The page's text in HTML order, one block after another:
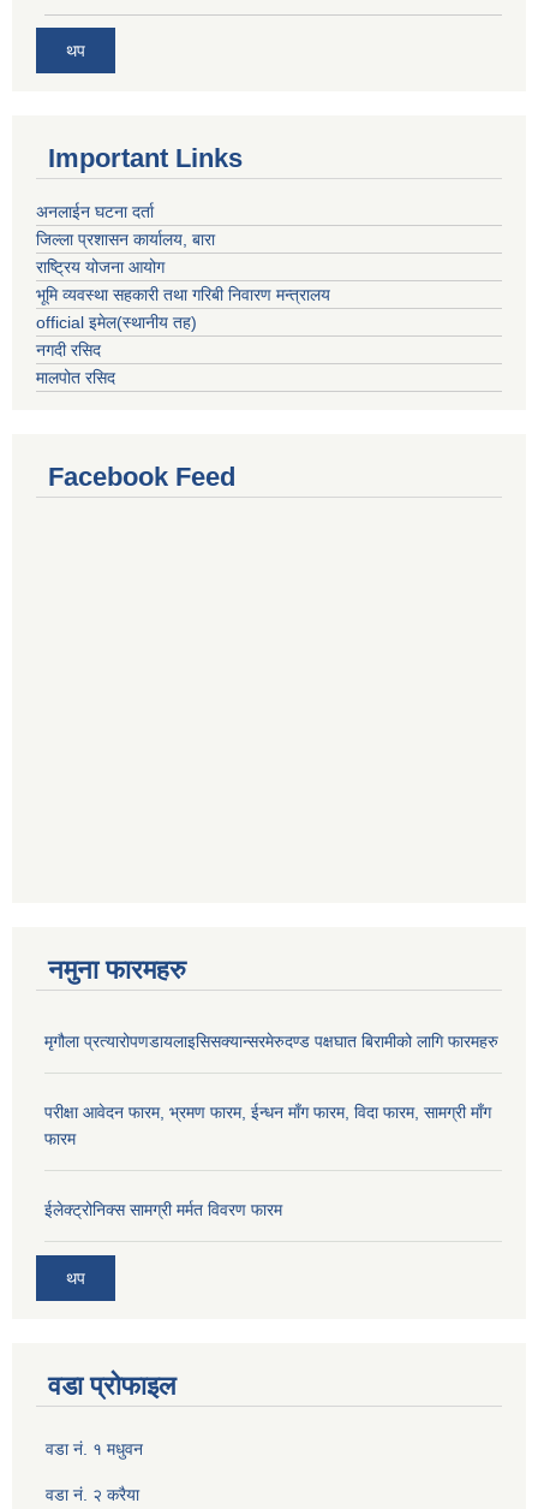
थप
Important Links
अनलाईन घटना दर्ता
जिल्ला प्रशासन कार्यालय, बारा
राष्ट्रिय योजना आयोग
भूमि व्यवस्था सहकारी तथा गरिबी निवारण मन्त्रालय
official इमेल(स्थानीय तह)
नगदी रसिद
मालपोत रसिद
Facebook Feed
नमुना फारमहरु
मृगौला प्रत्यारोपणडायलाइसिसक्यान्सरमेरुदण्ड पक्षघात बिरामीको लागि फारमहरु
परीक्षा आवेदन फारम, भ्रमण फारम, ईन्धन माँग फारम, विदा फारम, सामग्री माँग
फारम
ईलेक्ट्रोनिक्स सामग्री मर्मत विवरण फारम
थप
वडा प्रोफाइल
वडा नं. १ मधुवन
वडा नं. २ करैया